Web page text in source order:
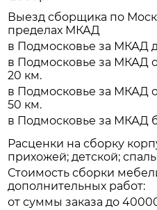
Выезд сборщика по
пределах МКАД
в Подмосковье за МКАД
в Подмосковье за МКАД
20 км.
в Подмосковье за МКАД
50 км.
в Подмосковье за МКАД
Расценки на сборку
прихожей; детской;
Стоимость сборки
дополнительных работ:
от суммы заказа до